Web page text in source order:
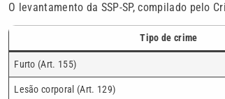
O levantamento da SSP-SP, compilado pelo
Tipo de crime
Furto (Art. 155)
Lesão corporal (Art. 129)